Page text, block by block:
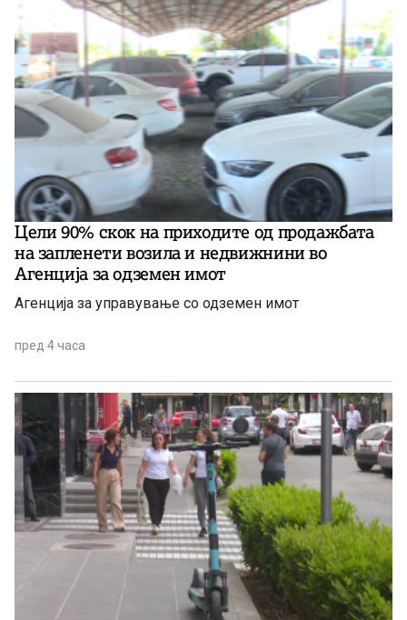
Цели 90% скок на приходите од продажбата
на запленети возила и недвижнини во
Агенција за одземен имот
Агенција за управување со одземен имот
пред 4 часа